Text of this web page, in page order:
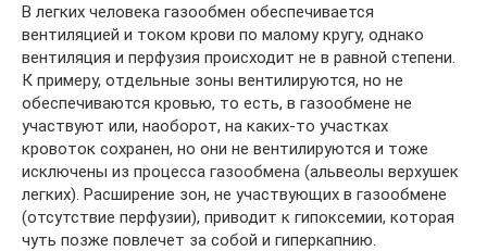
В легких человека газообмен обеспечивается
вентиляцией и током крови по малому кругу, однако
вентиляция и перфузия происходит не в равной степени.
К примеру, отдельные зоны вентилируются, но не
обеспечиваются кровью, то есть, в газообмене не
участвуют или, наоборот, на каких-то участках
кровоток сохранен, но они не вентилируются и тоже
исключены из процесса газообмена (альвеолы верхушек
легких). Расширение зон, не участвующих в газообмене
(отсутствие перфузии), приводит к гипоксемии, которая
чуть позже повлечет за собой и гиперкапнию.